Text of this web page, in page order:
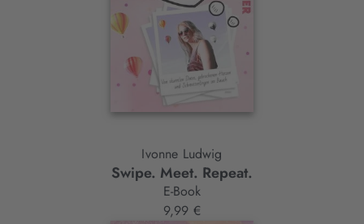
Ivonne Ludwig
Swipe. Meet. Repeat.
E-Book
9,99 €